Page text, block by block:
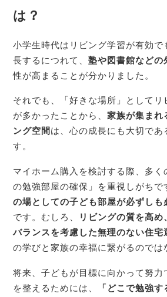
は？
小学生時代はリビング学習が有効で
長するにつれて、塾や図書館などの
性が高まることが分かりました。
それでも、「好きな場所」としてリ
が多かったことから、家族が集まれ
ング空間 は、心の成長にも大切であ
す。
マイホーム購入を検討する際、多く
の勉強部屋の確保」を重視しがちで
の場としての子ども部屋が必ずしも
です。むしろ、
リビングの質を高
バランスを考慮した無理のない住宅
の学びと家族の幸福に繋がるのでは
将来、子どもが目標に向かって努力
を整えるためには、
「どこで勉強